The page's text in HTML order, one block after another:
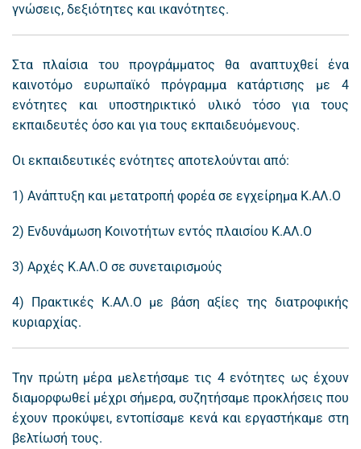
γνώσεις, δεξιότητες και ικανότητες.
Στα πλαίσια του προγράμματος θα αναπτυχθεί ένα
καινοτόμο ευρωπαϊκό πρόγραμμα κατάρτισης με 4
ενότητες και υποστηρικτικό υλικό τόσο για τους
εκπαιδευτές όσο και για τους εκπαιδευόμενους.
Οι εκπαιδευτικές ενότητες αποτελούνται από:
1) Ανάπτυξη και μετατροπή φορέα σε εγχείρημα Κ.ΑΛ.Ο
2) Ενδυνάμωση Κοινοτήτων εντός πλαισίου Κ.ΑΛ.Ο
3) Αρχές Κ.ΑΛ.Ο σε συνεταιρισμούς
4) Πρακτικές Κ.ΑΛ.Ο με βάση αξίες της διατροφικής
κυριαρχίας.
Την πρώτη μέρα μελετήσαμε τις 4 ενότητες ως έχουν
διαμορφωθεί μέχρι σήμερα, συζητήσαμε προκλήσεις που
έχουν προκύψει, εντοπίσαμε κενά και εργαστήκαμε στη
βελτίωσή τους.